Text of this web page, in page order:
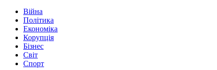
Війна
Політика
Економіка
Корупція
Бізнес
Світ
Спорт